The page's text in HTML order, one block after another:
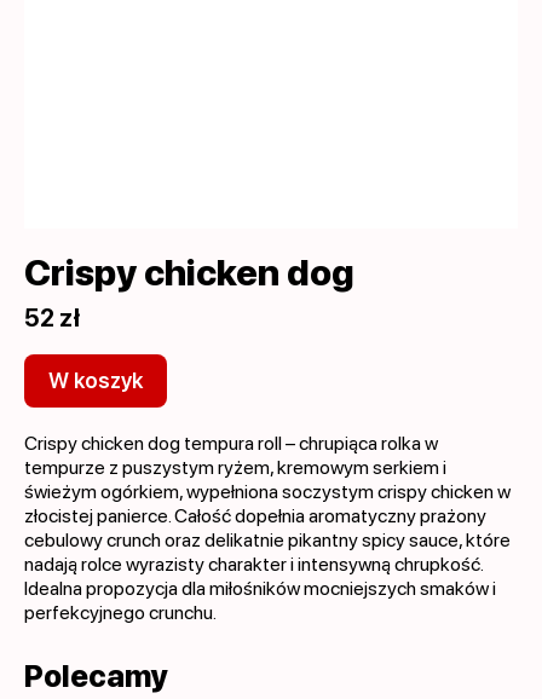
Crispy chicken dog
52 zł
W koszyk
Crispy chicken dog tempura roll – chrupiąca rolka w
tempurze z puszystym ryżem, kremowym serkiem i
świeżym ogórkiem, wypełniona soczystym crispy chicken w
złocistej panierce. Całość dopełnia aromatyczny prażony
cebulowy crunch oraz delikatnie pikantny spicy sauce, które
nadają rolce wyrazisty charakter i intensywną chrupkość.
Idealna propozycja dla miłośników mocniejszych smaków i
perfekcyjnego crunchu.
Polecamy